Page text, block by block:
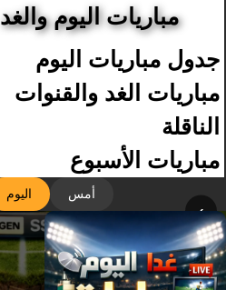
مباريات اليوم والغد
جدول مباريات اليوم
مباريات الغد والقنوات
الناقلة
مباريات الأسبوع
أمس اليوم
›